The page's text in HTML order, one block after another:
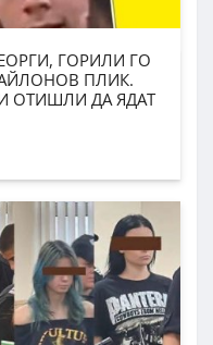
ГОРИЛИ ГО
ПЛИК.
ОТИШЛИ ДА ЯДАТ